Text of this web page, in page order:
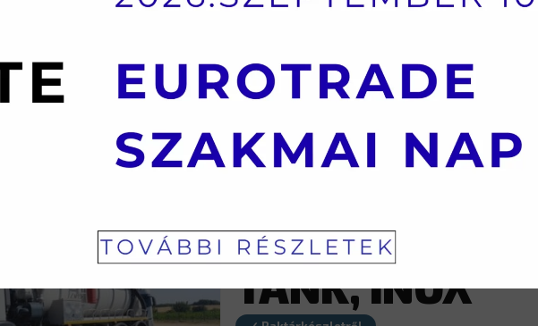
TGK. 7.5 TONNA FÖLÖTT IVECO – AD360XZ – AJG VÁKUM TANK, INOX
IVECO –
– AJG VÁKUM
TANK, INOX